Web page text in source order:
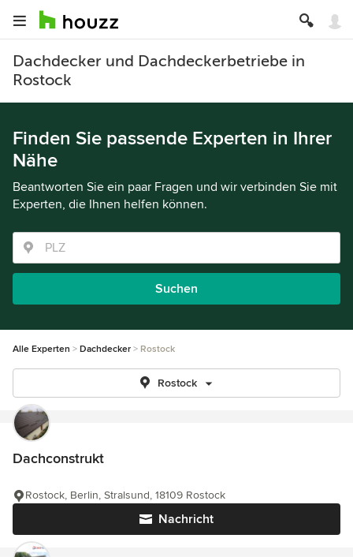
Dachdecker und Dachdeckerbetriebe in
Rostock
Finden Sie passende Experten in Ihrer
Nähe
Beantworten Sie ein paar Fragen und wir verbinden Sie mit
Experten, die Ihnen helfen können.
Suchen
Alle Experten Dachdecker Rostock
Rostock
Dachconstrukt
Nachricht
Rostock, Berlin, Stralsund, 18109 Rostock